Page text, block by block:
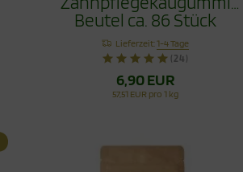
Beutel ca. 86 Stück
Lieferzeit:1-4 Tage
(24)
6,90 EUR
57,51 EUR pro 1 kg